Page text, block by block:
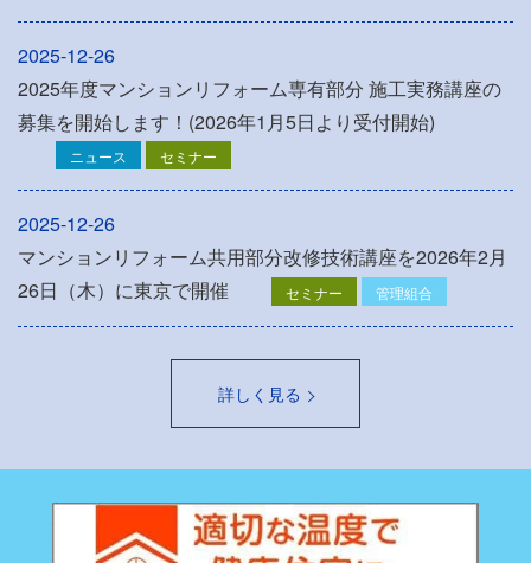
2025-12-26
2025年度マンションリフォーム専有部分 施工実務講座の
募集を開始します！(2026年1月5日より受付開始)
ニュース セミナー
2025-12-26
マンションリフォーム共用部分改修技術講座を2026年2月
26日（木）に東京で開催
セミナー 管理組合
詳しく見る